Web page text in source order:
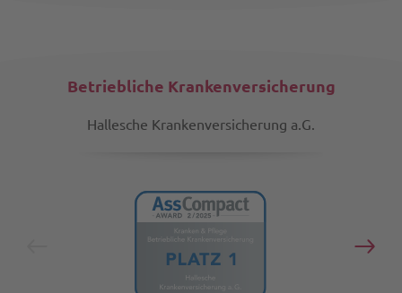
Betriebliche Krankenversicherung
Hallesche Krankenversicherung a.G.